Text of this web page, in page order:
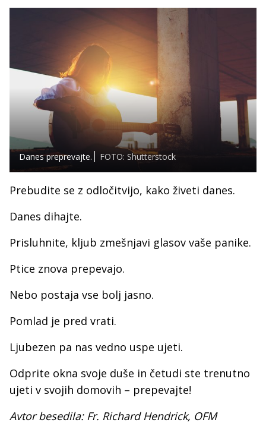
Danes preprevajte. FOTO: Shutterstock
Prebudite se z odločitvijo, kako živeti danes.
Danes dihajte.
Prisluhnite, kljub zmešnjavi glasov vaše panike.
Ptice znova prepevajo.
Nebo postaja vse bolj jasno.
Pomlad je pred vrati.
Ljubezen pa nas vedno uspe ujeti.
Odprite okna svoje duše in četudi ste trenutno
ujeti v svojih domovih – prepevajte!
Avtor besedila: Fr. Richard Hendrick, OFM